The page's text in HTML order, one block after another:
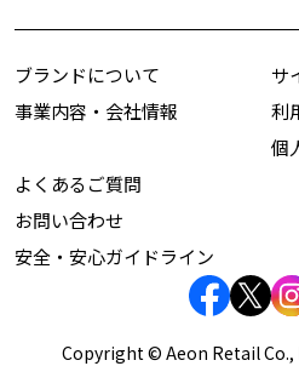
ブランドについて
事業内容・会社情報
サ
利
個
よくあるご質問
お問い合わせ
安全・安心ガイドライン
Copyright © Aeon Retail